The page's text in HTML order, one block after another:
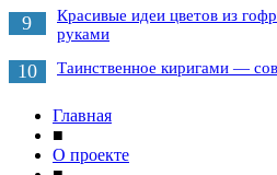
9
Красивые идеи цветов из
руками
10 Таинственное киригами —
Главная
■
О проекте